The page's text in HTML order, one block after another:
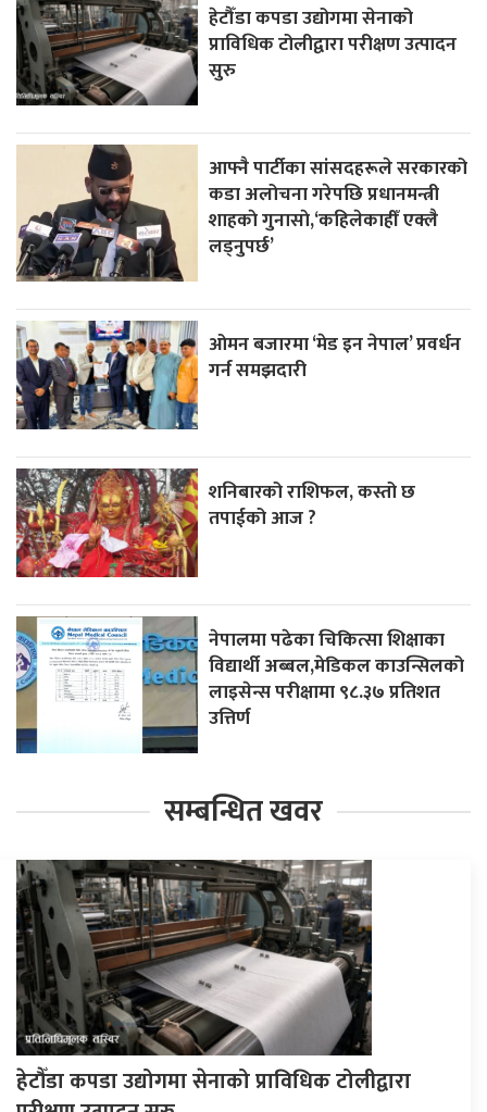
हेटौँडा कपडा उद्योगमा सेनाको
प्राविधिक टोलीद्वारा परीक्षण उत्पादन
सुरु
आफ्नै पार्टीका सांसदहरूले सरकारको
कडा अलोचना गरेपछि प्रधानमन्त्री
शाहकाे गुनासाे,‘कहिलेकाहीँ एक्लै
लड्नुपर्छ’
ओमन बजारमा ‘मेड इन नेपाल’ प्रवर्धन
गर्न समझदारी
शनिबारको राशिफल, कस्तो छ
तपाईको आज ?
नेपालमा पढेका चिकित्सा शिक्षाका
विद्यार्थी अब्बल,मेडिकल काउन्सिलको
लाइसेन्स परीक्षामा ९८.३७ प्रतिशत
उत्तिर्ण
सम्बन्धित खवर
हेटौँडा कपडा उद्योगमा सेनाको प्राविधिक टोलीद्वारा